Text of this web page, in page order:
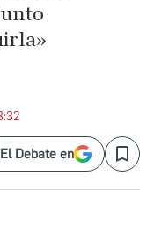
Debate en Save